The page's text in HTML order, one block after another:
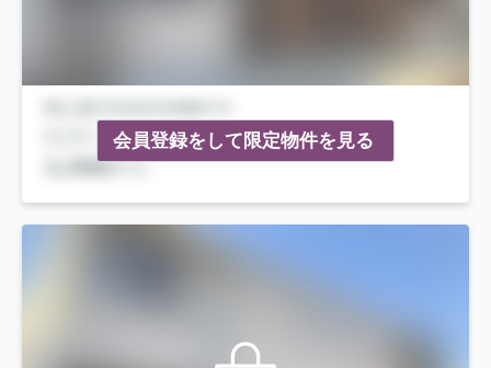
会員登録をして限定物件を見る